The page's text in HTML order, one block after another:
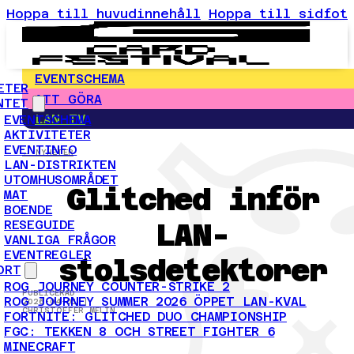
Hoppa till huvudinnehåll Hoppa till sidfot
EVENTSCHEMA
AKTIVITETER
EVENTINFO
LAN-DISTRIKTEN
UTOMHUSOMRÅDET
MAT
BOENDE
RESEGUIDE
VANLIGA FRÅGOR
EVENTREGLER
ROG JOURNEY COUNTER-STRIKE 2
ROG JOURNEY SUMMER 2026 ÖPPET LAN-KVAL
FORTNITE: GLITCHED DUO CHAMPIONSHIP
FGC: TEKKEN 8 OCH STREET FIGHTER 6
MINECRAFT
EVENTSCHEMA
ATT GÖRA
LAN-TV
← NYHETER
Glitched inför
LAN-
stolsdetektorer
PUBLICERAD
2026-04-01 |
CHRISTOFFER MELIN